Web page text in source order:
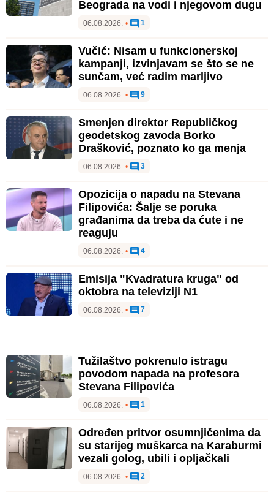
Beograda na vodi i njegovom dugu
06.08.2026. • 1
Vučić: Nisam u funkcionerskoj
kampanji, izvinjavam se što se ne
sunčam, već radim marljivo
06.08.2026. • 9
Smenjen direktor Republičkog
geodetskog zavoda Borko
Drašković, poznato ko ga menja
06.08.2026. • 3
Opozicija o napadu na Stevana
Filipovića: Šalje se poruka
građanima da treba da ćute i ne
reaguju
06.08.2026. • 4
Emisija "Kvadratura kruga" od
oktobra na televiziji N1
06.08.2026. • 7
Tužilaštvo pokrenulo istragu
povodom napada na profesora
Stevana Filipovića
06.08.2026. • 1
Određen pritvor osumnjičenima da
su starijeg muškarca na Karaburmi
vezali golog, ubili i opljačkali
06.08.2026. • 2